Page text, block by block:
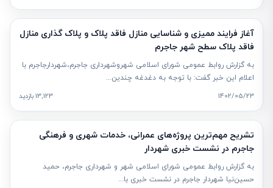
آغاز فرایند ممیزی و شناسایی منازل فاقد پلاک و پلاک گذاری منازل
فاقد پلاک سطح شهر جاجرم
به گزارش روابط عمومی شورای اسلامی شهروشهرداری جاجرم،شهردارجاجرم با
اعلام این خبر گفت: با توجه به دغدغه چندین...
1402/05/23
13,123 بازدید
تشریح مهم‌ترین پروژه‌های عمرانی، خدمات شهری و فرهنگی
جاجرم در نشست خبری شهردار
به گزارش روابط عمومی شورای اسلامی شهر و شهرداری جاجرم، حمید
حسین‌نیا شهردار جاجرم در نشست خبری با...